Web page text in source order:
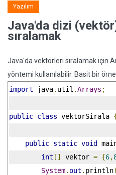
Yazılım
Java'da dizi
sıralamak
Java'da vektörleri sıralamak için
yöntemi kullanılabilir. Basit bir
import java. util .Arrays ;
public class vektorSirala
public static void
int [] vektor = {6,
System. out . println(